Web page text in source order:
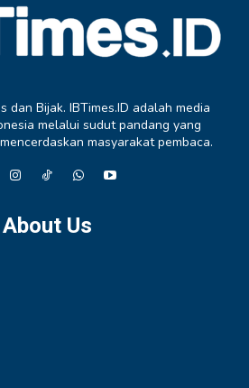
dan Bijak. IBTimes.ID adalah media
melalui sudut pandang yang
masyarakat pembaca.
About Us